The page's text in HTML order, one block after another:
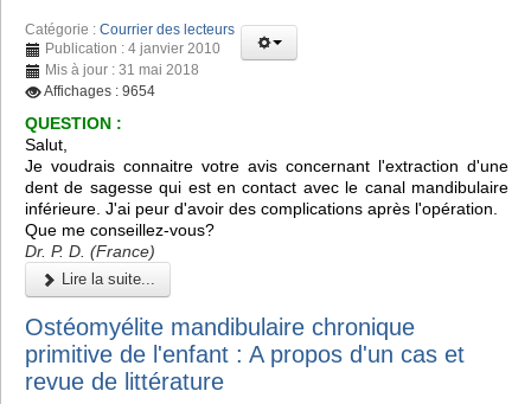
Catégorie : Courrier des lecteurs
Publication : 4 janvier 2010
Mis à jour : 31 mai 2018
Affichages : 9654
QUESTION :
Salut,
Je voudrais connaitre votre avis concernant l'extraction d'une
dent de sagesse qui est en contact avec le canal mandibulaire
inférieure. J'ai peur d'avoir des complications après l'opération.
Que me conseillez-vous?
Dr. P. D. (France)
Lire la suite...
Ostéomyélite mandibulaire chronique
primitive de l'enfant : A propos d'un cas et
revue de littérature